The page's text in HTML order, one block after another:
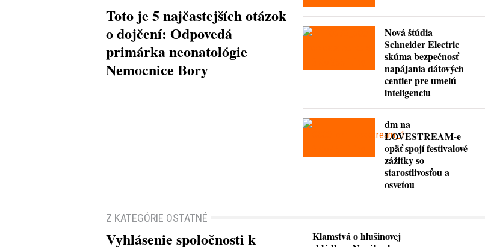
Toto je 5 najčastejších otázok
o dojčení: Odpovedá
primárka neonatológie
Nemocnice Bory
Nová štúdia
Schneider Electric
skúma bezpečnosť
napájania dátových
centier pre umelú
inteligenciu
dm na
LOVESTREAM-e
opäť spojí festivalové
zážitky so
starostlivosťou a
osvetou
Z KATEGÓRIE OSTATNÉ
Vyhlásenie spoločnosti k
Klamstvá o hlušinovej